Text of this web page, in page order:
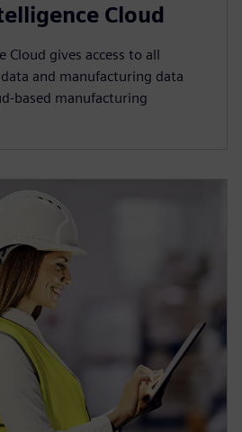
Cloud
Cloud gives access to all
and manufacturing data
based manufacturing